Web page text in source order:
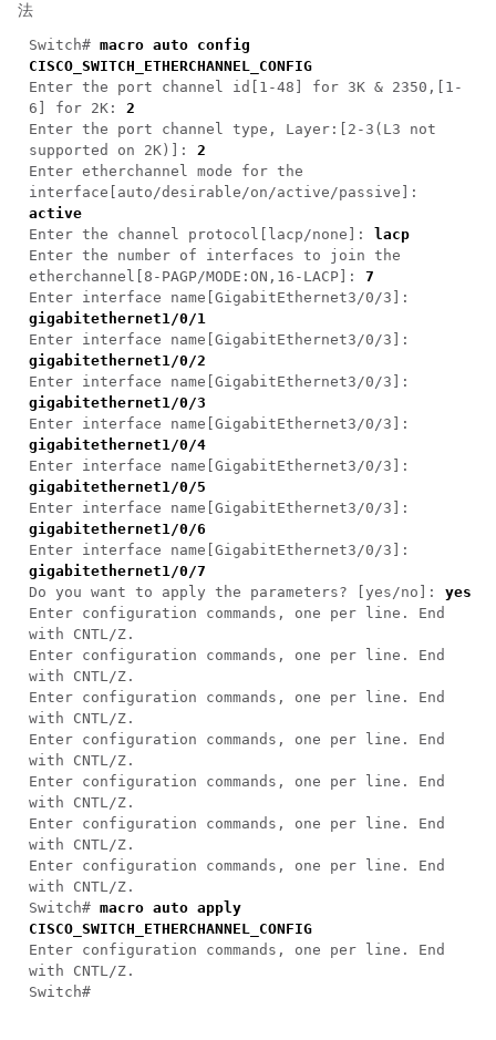
法
Switch# macro auto config
CISCO_SWITCH_ETHERCHANNEL_CONFIG
Enter the port channel id[1-48] for 3K & 2350,[1-
6] for 2K: 2
Enter the port channel type, Layer:[2-3(L3 not
supported on 2K)]: 2
Enter etherchannel mode for the
interface[auto/desirable/on/active/passive]:
active
Enter the channel protocol[lacp/none]:
lacp
Enter the number of interfaces to join the
etherchannel[8-PAGP/MODE:ON,16-LACP]: 7
Enter interface name[GigabitEthernet3/0/3]:
gigabitethernet1/0/1
Enter interface name[GigabitEthernet3/0/3]:
gigabitethernet1/0/2
Enter interface name[GigabitEthernet3/0/3]:
gigabitethernet1/0/3
Enter interface name[GigabitEthernet3/0/3]:
gigabitethernet1/0/4
Enter interface name[GigabitEthernet3/0/3]:
gigabitethernet1/0/5
Enter interface name[GigabitEthernet3/0/3]:
gigabitethernet1/0/6
Enter interface name[GigabitEthernet3/0/3]:
gigabitethernet1/0/7
Do you want to apply the parameters? [yes/no]: yes
Enter configuration commands, one per line. End
with CNTL/Z.
Enter configuration commands, one per line. End
with CNTL/Z.
Enter configuration commands, one per line. End
with CNTL/Z.
Enter configuration commands, one per line. End
with CNTL/Z.
Enter configuration commands, one per line. End
with CNTL/Z.
Enter configuration commands, one per line. End
with CNTL/Z.
Enter configuration commands, one per line. End
with CNTL/Z.
Switch# macro auto apply
CISCO_SWITCH_ETHERCHANNEL_CONFIG
Enter configuration commands, one per line. End
with CNTL/Z.
Switch#